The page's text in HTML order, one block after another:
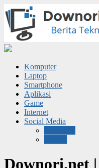
Komputer
Laptop
Smartphone
Aplikasi
Game
Internet
Social Media
Downori.net